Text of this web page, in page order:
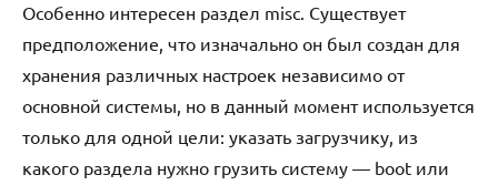
Особенно интересен раздел misc. Существует
предположение, что изначально он был создан для
хранения различных настроек независимо от
основной системы, но в данный момент используется
только для одной цели: указать загрузчику, из
какого раздела нужно грузить систему — boot или